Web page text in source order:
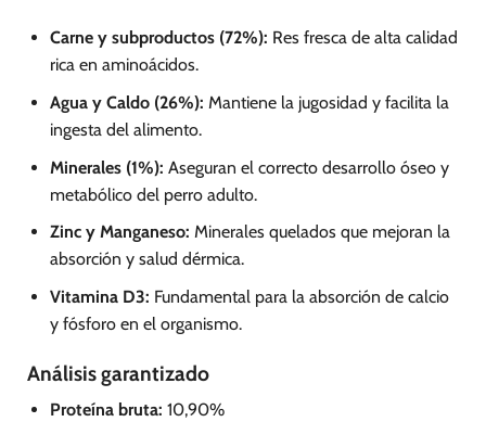
Carne y subproductos (72%): Res fresca de alta calidad
rica en aminoácidos.
Agua y Caldo (26%): Mantiene la jugosidad y facilita la
ingesta del alimento.
Minerales (1%): Aseguran el correcto desarrollo óseo y
metabólico del perro adulto.
Zinc y Manganeso: Minerales quelados que mejoran la
absorción y salud dérmica.
Vitamina D3: Fundamental para la absorción de calcio
y fósforo en el organismo.
Análisis garantizado
Proteína bruta: 10,90%